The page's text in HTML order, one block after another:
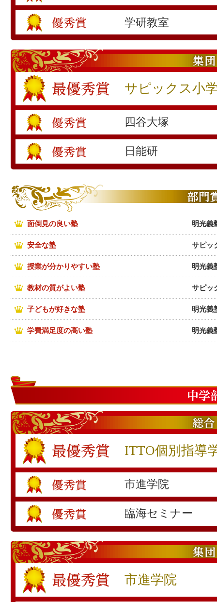
学研教室
サピックス小
四谷大塚
日能研
面倒見の良い塾 明光義
安全な塾 サピッ
授業が分かりやすい塾 明光義
教材の質がよい塾 サピッ
子どもが好きな塾 明光義
学費満足度の高い塾 明光義
ITTO個別指導
市進学院
臨海セミナー
市進学院